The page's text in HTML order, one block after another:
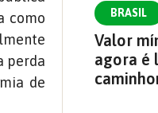
como
perda
de
BRASIL
Valor
agora é